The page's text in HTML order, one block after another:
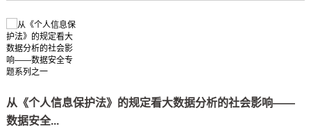
从《个人信息保护法》的规定看大数据分析的社会影响——
数据安全...